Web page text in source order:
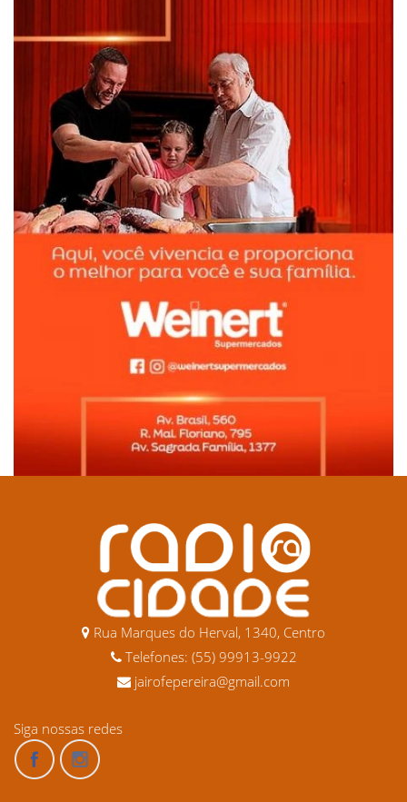
Rua Marques do Herval, 1340, Centro
Telefones: (55) 99913-9922
jairofepereira@gmail.com
Siga nossas redes